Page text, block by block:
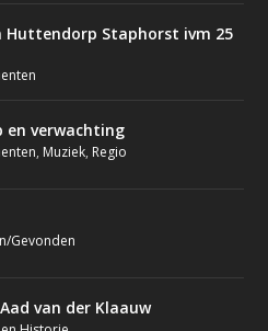
Staphorst ivm 25
en verwachting
, Muziek, Regio
Gevonden
van der Klaauw